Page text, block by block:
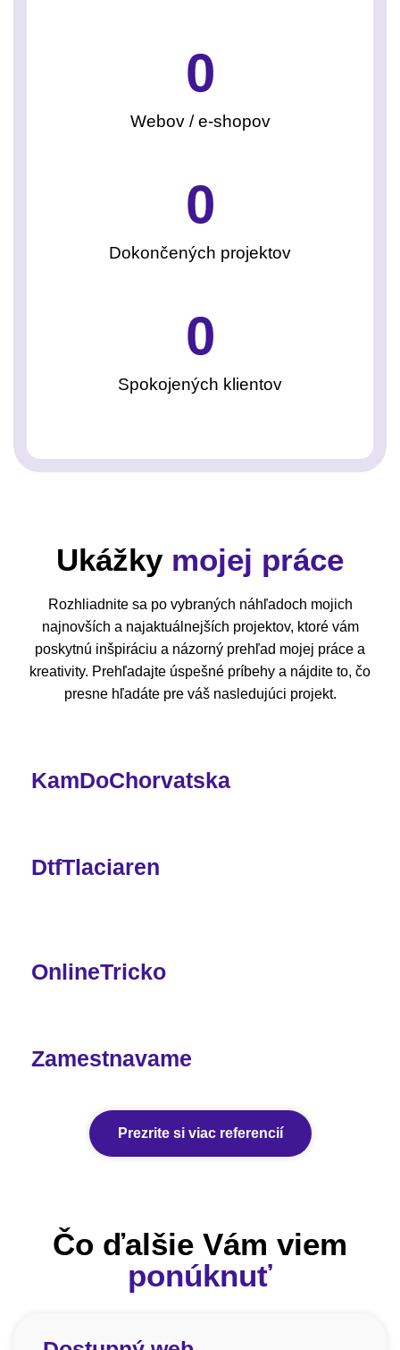
Webov / e-shopov
0
Dokončených projektov
0
Spokojených klientov
0
Ukážkymojej práce
Rozhliadnite sa po vybraných náhľadoch mojich
najnovších a najaktuálnejších projektov, ktoré vám
poskytnú inšpiráciu a názorný prehľad mojej práce a
kreativity. Prehľadajte úspešné príbehy a nájdite to, čo
presne hľadáte pre váš nasledujúci projekt.
KamDoChorvatska
DtfTlaciaren
OnlineTricko
Zamestnavame
Prezrite si viac referencií
Čo ďalšie Vám viem
ponúknuť